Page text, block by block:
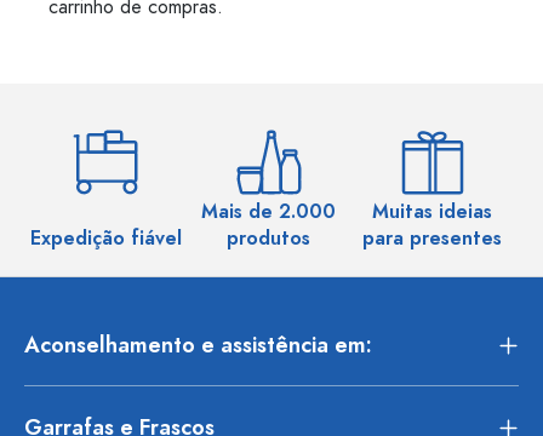
carrinho de compras.
Expedição fiável
Mais de 2.000
produtos
Muitas ideias
para presentes
Aconselhamento e assistência em:
Garrafas e Frascos